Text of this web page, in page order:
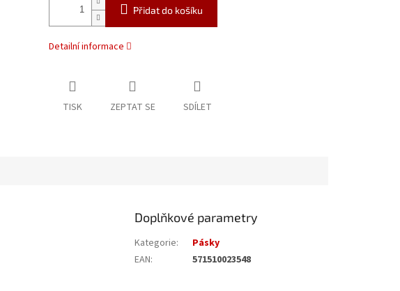
Přidat do košíku
Detailní informace
TISK ZEPTAT SE SDÍLET
Doplňkové parametry
Kategorie:
Pásky
EAN: 571510023548